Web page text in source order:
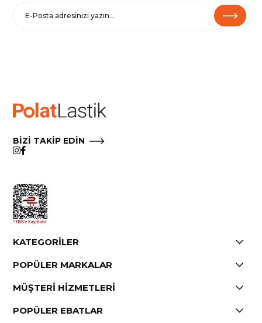
BİZİ TAKİP EDİN
KATEGORİLER
POPÜLER MARKALAR
MÜŞTERİ HİZMETLERİ
POPÜLER EBATLAR